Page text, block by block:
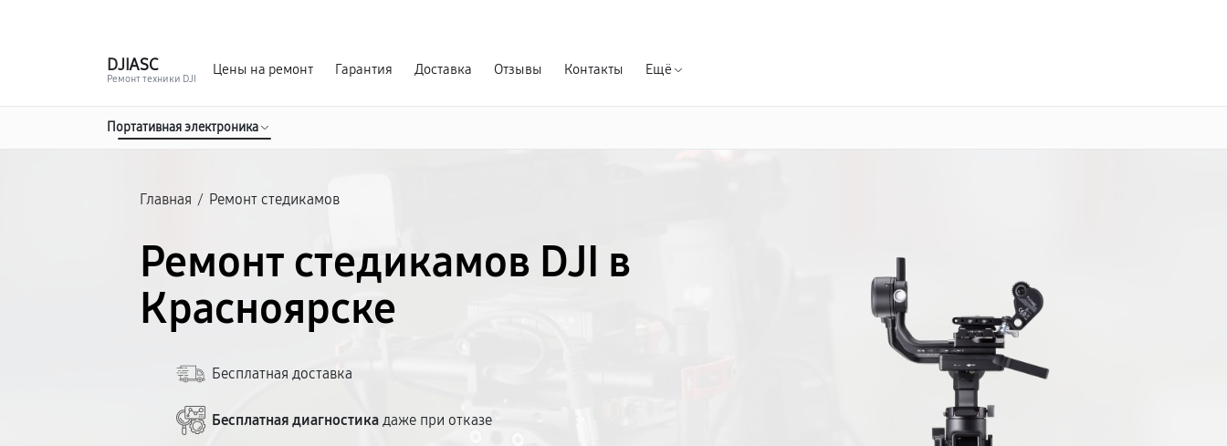
DJIASC
Ремонт техники DJI
Цены на ремонт Гарантия Доставка Отзывы Контакты Ещё
Портативная электроника
Главная / Ремонт стедикамов
Ремонт стедикамов DJI в
Красноярске
Бесплатная доставка
Бесплатная диагностика даже при отказе